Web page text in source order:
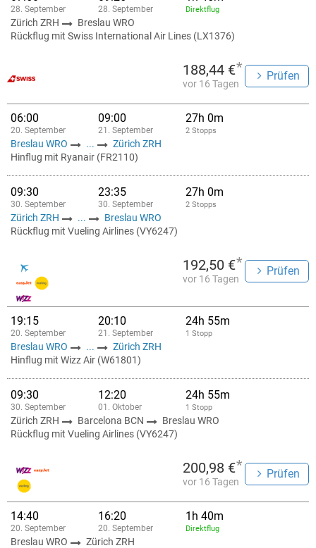
28. September 28. September Direktflug
Zürich ZRH
Breslau WRO
Rückflug mit Swiss International Air Lines (LX1376)
188,44 €*
vor 16 Tagen
Prüfen
06:00
20. September
09:00
21. September
27h 0m
2 Stopps
Breslau WRO ...
Zürich ZRH
Hinflug mit Ryanair (FR2110)
09:30
30. September
23:35
30. September
27h 0m
2 Stopps
Zürich ZRH ...
Breslau WRO
Rückflug mit Vueling Airlines (VY6247)
192,50 €*
vor 16 Tagen
Prüfen
19:15
20. September
20:10
21. September
24h 55m
1 Stopp
Breslau WRO ...
Zürich ZRH
Hinflug mit Wizz Air (W61801)
09:30
30. September
12:20
01. Oktober
24h 55m
1 Stopp
Zürich ZRH Barcelona BCN
Breslau WRO
Rückflug mit Vueling Airlines (VY6247)
200,98 €*
vor 16 Tagen
Prüfen
14:40
20. September
16:20
20. September
1h 40m
Direktflug
Breslau WRO
Zürich ZRH